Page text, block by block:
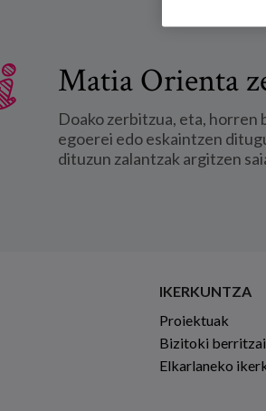
Matia Orienta
Doako zerbitzua, eta,
egoerei edo eskaintzen
dituzun zalantzak argitzen
IKERKUNTZA
Proiektuak
Bizitoki
Elkarlaneko